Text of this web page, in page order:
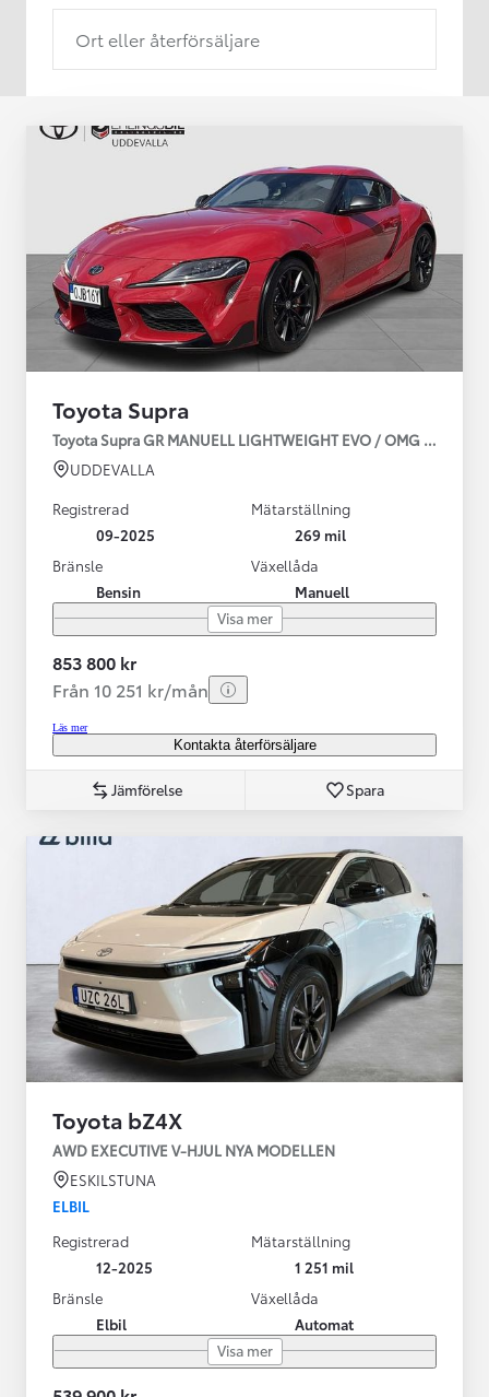
Ort eller återförsäljare
Toyota Supra
Toyota Supra GR MANUELL LIGHTWEIGHT EVO / OMG LEV!
UDDEVALLA
Registrerad
09-2025
Mätarställning
269 mil
Bränsle
Bensin
Växellåda
Manuell
Visa mer
853 800 kr
Från 10 251 kr/mån
Läs mer
Kontakta återförsäljare
Jämförelse Spara
Toyota bZ4X
AWD EXECUTIVE V-HJUL NYA MODELLEN
ESKILSTUNA
ELBIL
Registrerad
12-2025
Mätarställning
1 251 mil
Bränsle
Elbil
Växellåda
Automat
Visa mer